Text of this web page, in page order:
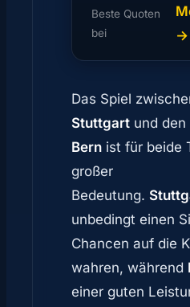
Beste Quoten
bei
→
Das Spiel
Stuttgart und den
Bern ist für beide
großer
Bedeutung.
unbedingt einen
Chancen auf die
wahren, während
einer guten